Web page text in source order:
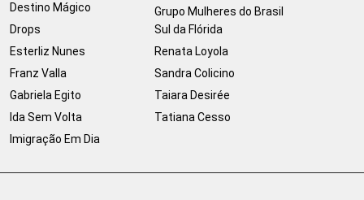
Destino Mágico
Drops
Esterliz Nunes
Franz Valla
Gabriela Egito
Ida Sem Volta
Imigração Em Dia
Grupo Mulheres do Brasil
Sul da Flórida
Renata Loyola
Sandra Colicino
Taiara Desirée
Tatiana Cesso